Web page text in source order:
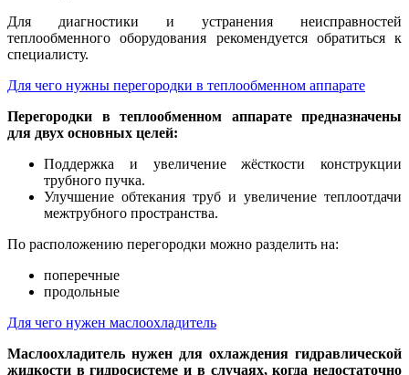
Для диагностики и устранения неисправностей
теплообменного оборудования рекомендуется обратиться к
специалисту.
Для чего нужны перегородки в теплообменном аппарате
Перегородки в теплообменном аппарате предназначены
для двух основных целей:
Поддержка и увеличение жёсткости конструкции
трубного пучка.
Улучшение обтекания труб и увеличение теплоотдачи
межтрубного пространства.
По расположению перегородки можно разделить на:
поперечные
продольные
Для чего нужен маслоохладитель
Маслоохладитель нужен для охлаждения гидравлической
жидкости в гидросистеме и в случаях, когда недостаточно